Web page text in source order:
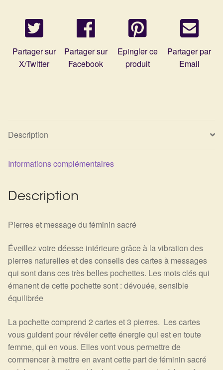
Les pierres en détail
Panier
Partager sur
X/Twitter
Partager sur
Facebook
Epingler ce
produit
Partager par
Email
Description
Informations complémentaires
Description
Pierres et message du féminin sacré
Éveillez votre déesse intérieure grâce à la vibration des
pierres naturelles et des conseils des cartes à messages
qui sont dans ces très belles pochettes. Les mots clés qui
émanent de cette pochette sont : dévouée, sensible
équilibrée
La pochette comprend 2 cartes et 3 pierres. Les cartes
vous guident pour révéler cette énergie qui est en toute
femme, qui en vous. Elles vont vous permettre de
commencer à mettre en avant cette part de féminin sacré